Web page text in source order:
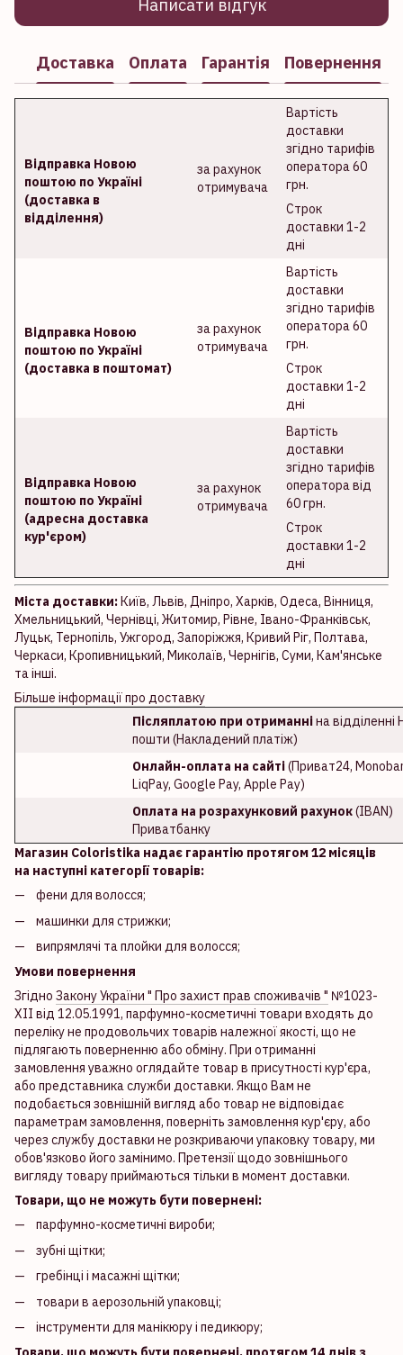
Написати відгук
Доставка Оплата Гарантія Повернення
Відправка Новою
поштою по Україні
(доставка в
відділення)
за рахунок
отримувача
Вартість
доставки
згідно тарифів
оператора 60
грн.
Строк
доставки 1-2
дні
Відправка Новою
поштою по Україні
(доставка в поштомат)
за рахунок
отримувача
Вартість
доставки
згідно тарифів
оператора 60
грн.
Строк
доставки 1-2
дні
Відправка Новою
поштою по Україні
(адресна доставка
кур'єром)
за рахунок
отримувача
Вартість
доставки
згідно тарифів
оператора від
60 грн.
Строк
доставки 1-2
дні
Міста доставки:Київ, Львів, Дніпро, Харків, Одеса, Вінниця,
Хмельницький, Чернівці, Житомир, Рівне, Івано-Франківськ,
Луцьк, Тернопіль, Ужгород, Запоріжжя, Кривий Ріг, Полтава,
Черкаси, Кропивницький, Миколаїв, Чернігів, Суми, Кам'янське
та інші.
Більше інформації про доставку
Післяплатою при отриманніна відділенні
пошти (Накладений платіж)
Онлайн-оплата на сайті(Приват24,
LiqPay, Google Pay, Apple Pay)
Оплата на розрахунковий рахунок(IBAN)
Приватбанку
Магазин Coloristika надає гарантію протягом 12 місяців
на наступні категорії товарів:
фени для волосся;
машинки для стрижки;
випрямлячі та плойки для волосся;
Умови повернення
Згідно Закону України " Про захист прав споживачів " №1023-
XII від 12.05.1991, парфумно-косметичні товари входять до
переліку не продовольчих товарів належної якості, що не
підлягають поверненню або обміну. При отриманні
замовлення уважно оглядайте товар в присутності кур'єра,
або представника служби доставки. Якщо Вам не
подобається зовнішній вигляд або товар не відповідає
параметрам замовлення, поверніть замовлення кур'єру, або
через службу доставки не розкриваючи упаковку товару, ми
обов'язково його замінимо. Претензії щодо зовнішнього
вигляду товару приймаються тільки в момент доставки.
Товари, що не можуть бути повернені:
парфумно-косметичні вироби;
зубні щітки;
гребінці і масажні щітки;
товари в аерозольній упаковці;
інструменти для манікюру і педикюру;